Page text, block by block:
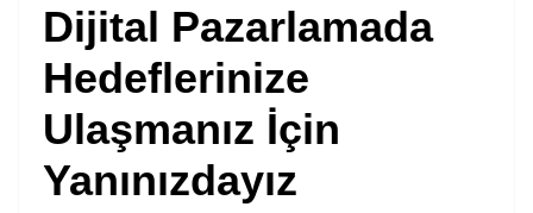
Dijital Pazarlamada
Hedeflerinize
Ulaşmanız İçin
Yanınızdayız